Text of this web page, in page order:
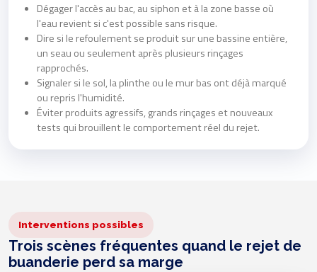
Dégager l'accès au bac, au siphon et à la zone basse où
l'eau revient si c'est possible sans risque.
Dire si le refoulement se produit sur une bassine entière,
un seau ou seulement après plusieurs rinçages
rapprochés.
Signaler si le sol, la plinthe ou le mur bas ont déjà marqué
ou repris l'humidité.
Éviter produits agressifs, grands rinçages et nouveaux
tests qui brouillent le comportement réel du rejet.
Interventions possibles
Trois scènes fréquentes quand le rejet de
buanderie perd sa marge